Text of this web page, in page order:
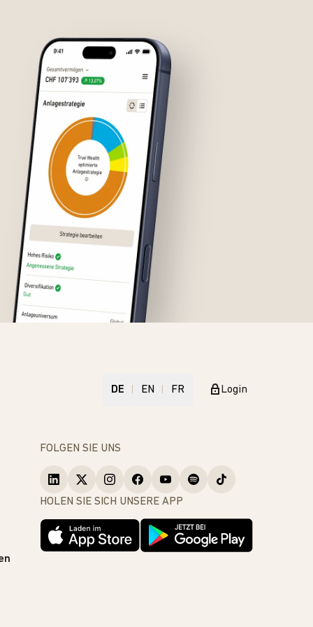
DE EN FR Login
FOLGEN SIE UNS
HOLEN SIE SICH UNSERE APP